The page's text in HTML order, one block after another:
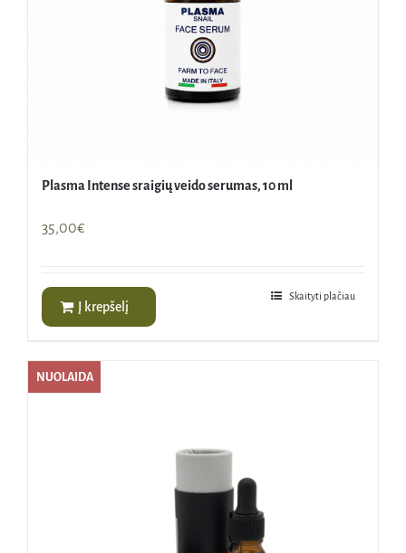
Plasma Intense sraigių veido serumas, 10 ml
35,00€
Į krepšelį
Skaityti plačiau
NUOLAIDA